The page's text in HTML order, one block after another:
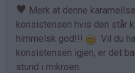
♥ Merk at denne
konsistensen hvis den står
himmelsk god!!!
Vil du
konsistensen igjen, er det
stund i mikroen.